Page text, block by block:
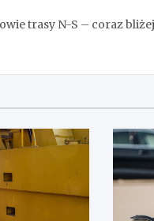
trasy N-S – coraz bliżej